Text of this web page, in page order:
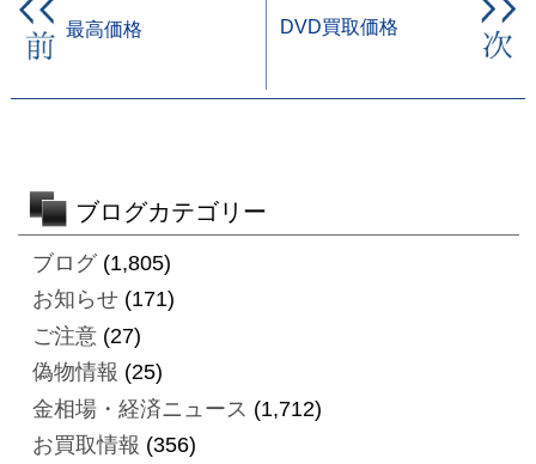
最高価格 DVD買取価格
ブログカテゴリー
ブログ(1,805)
お知らせ(171)
ご注意(27)
偽物情報 (25)
金相場・経済ニュース (1,712)
お買取情報 (356)